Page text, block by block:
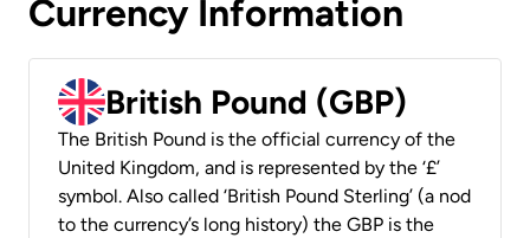
Currency Information
British Pound (GBP)
The British Pound is the official currency of the
United Kingdom, and is represented by the ‘£’
symbol. Also called ‘British Pound Sterling’ (a nod
to the currency’s long history) the GBP is the